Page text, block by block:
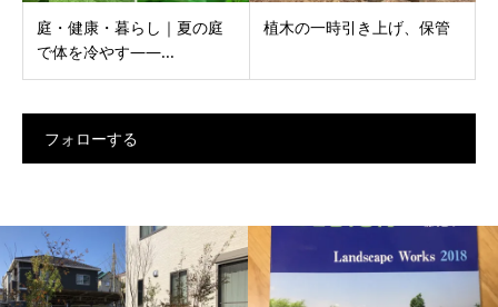
庭・健康・暮らし｜夏の庭
で体を冷やす——...
植木の一時引き上げ、保管
フォローする